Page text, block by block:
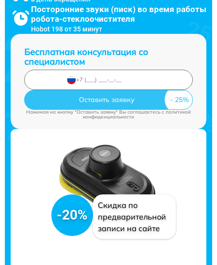
Посторонние звуки (писк) во время работы
робота-стеклоочистителя
Hobot 198 от 35 минут
Бесплатная консультация со
специалистом
Оставить заявку
Нажимая на кнопку "Оставить заявку" Вы соглашаетесь cполитикой
конфиденциальности
-20%
Скидка по
предварительной
записи на сайте